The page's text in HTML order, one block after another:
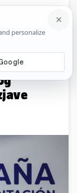
Komentari